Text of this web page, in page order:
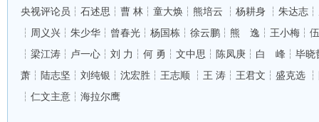
央视评论员 ┆ 石述思 ┆ 曹 林 ┆ 童大焕 ┆ 熊培云 ┆ 杨耕身 ┆ 朱达志 ┆
┆ 周义兴 ┆ 朱少华 ┆ 曾春光 ┆ 杨国栋 ┆ 徐云鹏 ┆ 熊 逸 ┆ 王小梅 ┆
┆ 梁江涛 ┆ 卢一心 ┆ 刘 力 ┆ 何 勇 ┆ 文中思 ┆ 陈凤庚 ┆ 白 峰 ┆ 毕晓
萧 ┆ 陆志坚 ┆ 刘纯银 ┆ 沈宏胜 ┆ 王志顺 ┆ 王 涛 ┆ 王君文 ┆ 盛克选 ┆
┆ 仁文主意 ┆ 海拉尔鹰